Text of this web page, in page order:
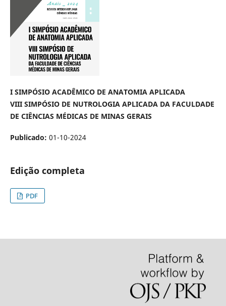
I SIMPÓSIO ACADÊMICO DE ANATOMIA APLICADA
VIII SIMPÓSIO DE NUTROLOGIA APLICADA DA FACULDADE
DE CIÊNCIAS MÉDICAS DE MINAS GERAIS
Publicado: 01-10-2024
Edição completa
PDF